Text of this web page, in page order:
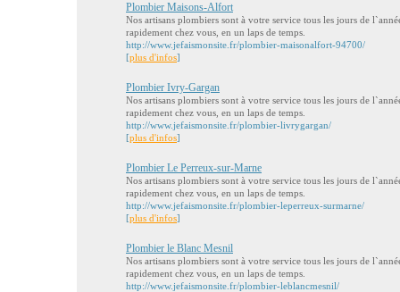
Plombier Maisons-Alfort
Nos artisans plombiers sont à votre service tous les jours de
rapidement chez vous, en un laps de temps.
http://www.jefaismonsite.fr/plombier-maisonalfort-94700/
[plus d'infos]
Plombier Ivry-Gargan
Nos artisans plombiers sont à votre service tous les jours de
rapidement chez vous, en un laps de temps.
http://www.jefaismonsite.fr/plombier-livrygargan/
[plus d'infos]
Plombier Le Perreux-sur-Marne
Nos artisans plombiers sont à votre service tous les jours de
rapidement chez vous, en un laps de temps.
http://www.jefaismonsite.fr/plombier-leperreux-surmarne/
[plus d'infos]
Plombier le Blanc Mesnil
Nos artisans plombiers sont à votre service tous les jours de
rapidement chez vous, en un laps de temps.
http://www.jefaismonsite.fr/plombier-leblancmesnil/